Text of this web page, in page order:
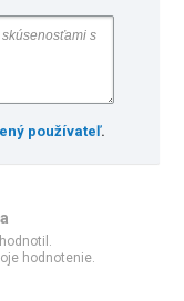
používateľ.
hodnotenie.